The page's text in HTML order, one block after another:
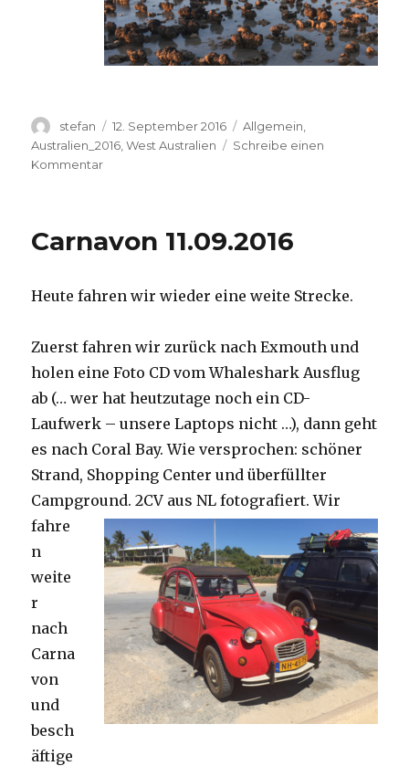
Autor
stefan
Veröffentlicht
am
12. September 2016 Kategorien
Allgemein
Australien_2016 ,West Australien
Schreibe einen
Kommentarzu
Carnavon 11.09.2016
Heute fahren wir wieder eine weite Strecke.
Zuerst fahren wir zurück nach Exmouth und
holen eine Foto CD vom Whaleshark Ausflug
ab (… wer hat heutzutage noch ein CD-
Laufwerk – unsere Laptops nicht …), dann geht
es nach Coral Bay. Wie versprochen: schöner
Strand, Shopping Center und überfüllter
Campground.2CV aus NL fotografiert. Wir
fahre
n
weite
r
nach
Carna
von
und
besch
äftige